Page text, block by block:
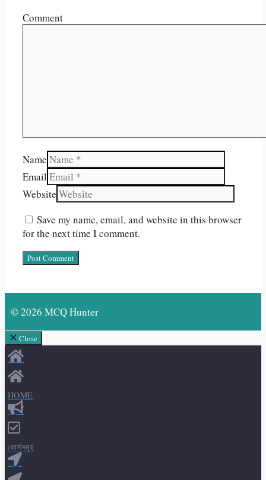
Comment
Name
Email
Website
Save my name, email, and website in this browser
for the next time I comment.
© 2026 MCQ Hunter
Close
HOME
কোর্সসমূহ